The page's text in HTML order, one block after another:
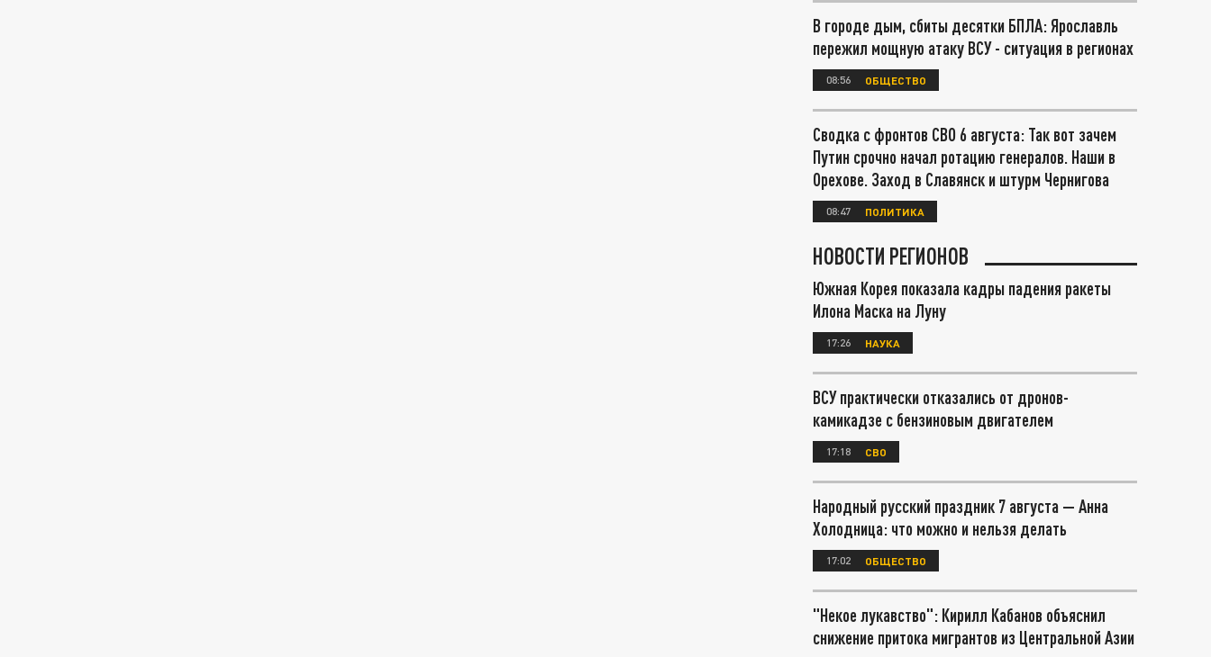
В городе дым, сбиты десятки БПЛА: Ярославль
пережил мощную атаку ВСУ - ситуация в регионах
08:56 ОБЩЕСТВО
Сводка с фронтов СВО 6 августа: Так вот зачем
Путин срочно начал ротацию генералов. Наши в
Орехове. Заход в Славянск и штурм Чернигова
08:47 ПОЛИТИКА
НОВОСТИ РЕГИОНОВ
Южная Корея показала кадры падения ракеты
Илона Маска на Луну
17:26 НАУКА
ВСУ практически отказались от дронов-
камикадзе с бензиновым двигателем
17:18 СВО
Народный русский праздник 7 августа — Анна
Холодница: что можно и нельзя делать
17:02 ОБЩЕСТВО
"Некое лукавство": Кирилл Кабанов объяснил
снижение притока мигрантов из Центральной Азии